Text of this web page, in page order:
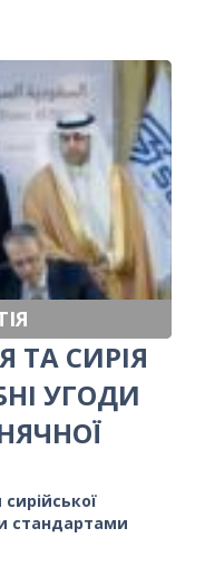
ТА СИРІЯ
УГОДИ
стандартами